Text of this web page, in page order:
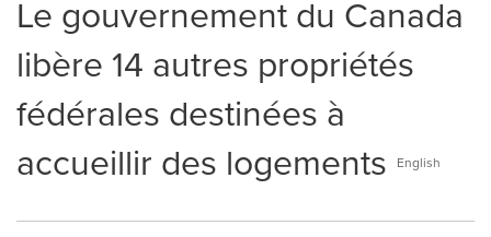
Le gouvernement du Canada
libère 14 autres propriétés
fédérales destinées à
accueillir des logements
English